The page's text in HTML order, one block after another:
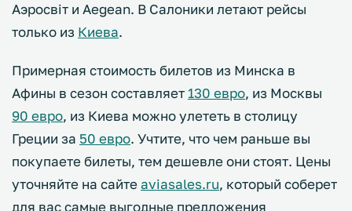
Аэросвiт и Aegean. В Салоники летают рейсы
только из Киева.
Примерная стоимость билетов из Минска в
Афины в сезон составляет 130 евро, из Москвы
90 евро, из Киева можно улететь в столицу
Греции за 50 евро. Учтите, что чем раньше вы
покупаете билеты, тем дешевле они стоят. Цены
уточняйте на сайте aviasales.ru, который соберет
для вас самые выгодные предложения